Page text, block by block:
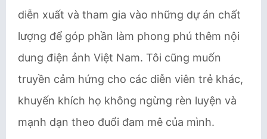
diễn xuất và tham gia vào những dự án chất
lượng để góp phần làm phong phú thêm nội
dung điện ảnh Việt Nam. Tôi cũng muốn
truyền cảm hứng cho các diễn viên trẻ khác,
khuyến khích họ không ngừng rèn luyện và
mạnh dạn theo đuổi đam mê của mình.